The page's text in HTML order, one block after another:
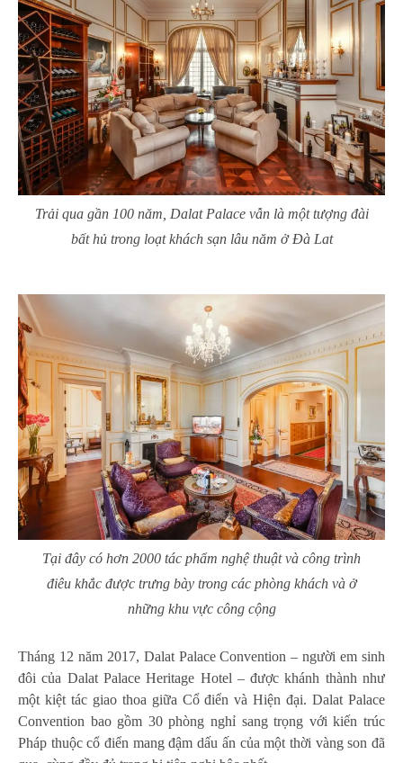
Trải qua gần 100 năm, Dalat Palace vẫn là một tượng đài
bất hủ trong loạt khách sạn lâu năm ở Đà Lat
Tại đây có hơn 2000 tác phẩm nghệ thuật và công trình
điêu khắc được trưng bày trong các phòng khách và ở
những khu vực công cộng
Tháng 12 năm 2017, Dalat Palace Convention – người em sinh
đôi của Dalat Palace Heritage Hotel – được khánh thành như
một kiệt tác giao thoa giữa Cổ điển và Hiện đại. Dalat Palace
Convention bao gồm 30 phòng nghỉ sang trọng với kiến trúc
Pháp thuộc cổ điển mang đậm dấu ấn của một thời vàng son đã